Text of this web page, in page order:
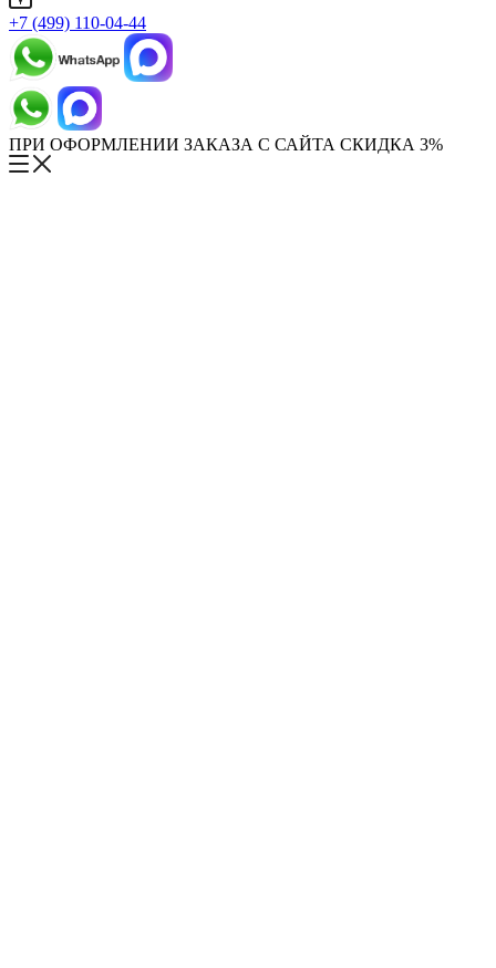
+7 (499) 110-04-44
ПРИ ОФОРМЛЕНИИ ЗАКАЗА С САЙТА СКИДКА 3%